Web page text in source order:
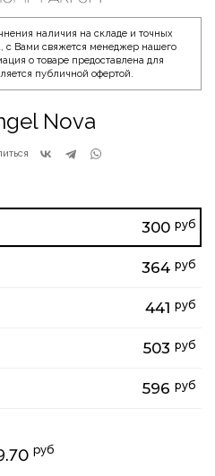
наличия на складе и точных
с Вами свяжется менеджер нашего
о товаре предоставлена для
публичной офертой.
Nova
300 руб
364 руб
441 руб
503 руб
596 руб
руб